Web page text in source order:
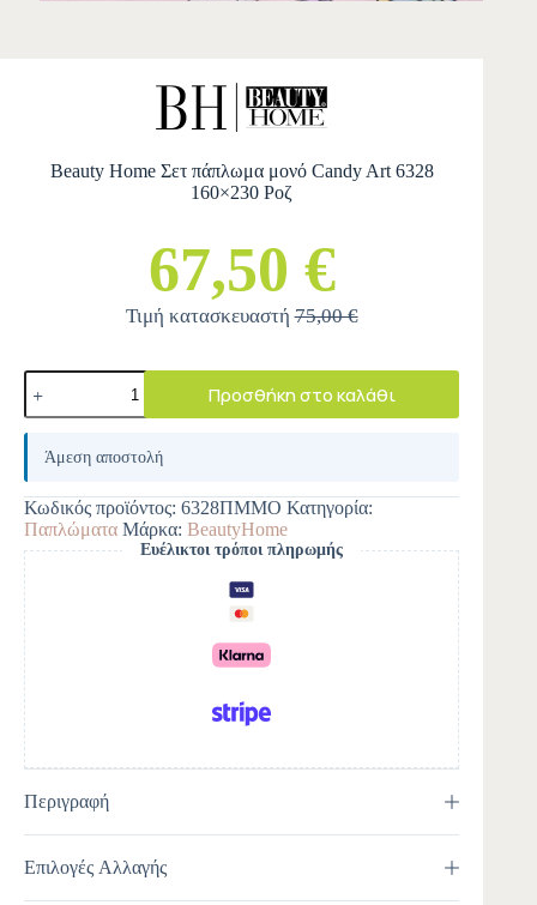
Beauty Home Σετ πάπλωμα μονό Candy Art 6328
160×230 Ροζ
67,50 €
Τιμή κατασκευαστή75,00 €
Προσθήκη στο καλάθι
A
e
r
n
a
t
i
v
e
:
Άμεση αποστολή
Κωδικός προϊόντος: 6328ΠΜΜΟ Κατηγορία:
Παπλώματα Μάρκα: BeautyHome
Ευέλικτοι τρόποι πληρωμής
Περιγραφή
Επιλογές Αλλαγής